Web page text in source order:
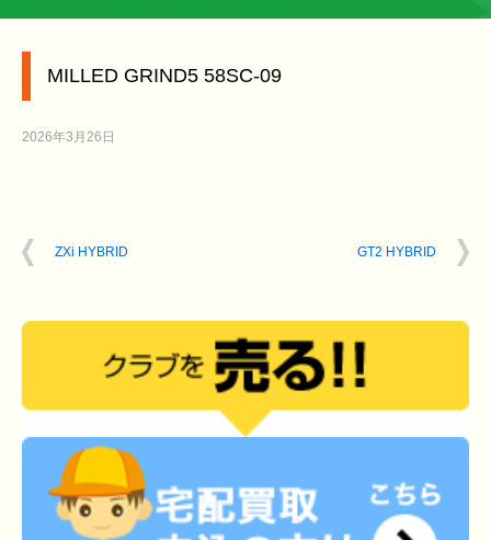
MILLED GRIND5 58SC-09
2026年3月26日
ZXi HYBRID GT2 HYBRID